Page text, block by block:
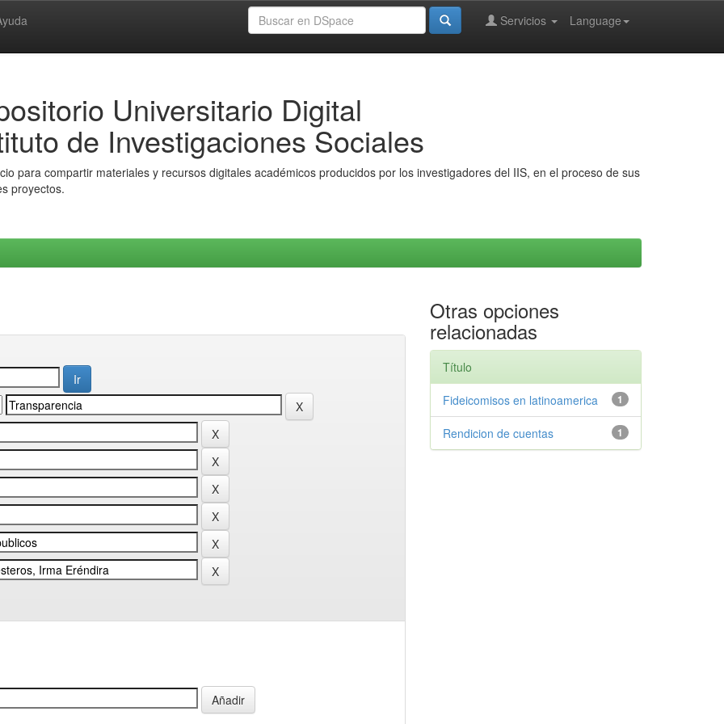
Language
Servicios
Universitario Digital
de Investigaciones Sociales
para compartir materiales y recursos digitales académicos producidos por los investigadores del IIS, en el proceso de sus
proyectos.
Otras opciones
relacionadas
Título
1
Fideicomisos en latinoamerica
1
Rendicion de cuentas